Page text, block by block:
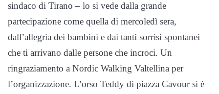
sindaco di Tirano – lo si vede dalla grande
partecipazione come quella di mercoledì sera,
dall’allegria dei bambini e dai tanti sorrisi spontanei
che ti arrivano dalle persone che incroci. Un
ringraziamento a Nordic Walking Valtellina per
l’organizzazione. L’orso Teddy di piazza Cavour si è